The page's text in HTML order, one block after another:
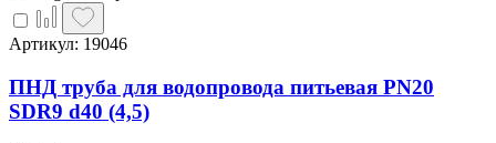
Артикул: 19046
ПНД труба для водопровода питьевая PN20
SDR9 d40 (4,5)